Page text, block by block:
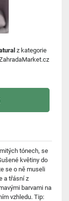
z kategorie
tónech, se
květiny do
se o ně museli
a třásní z
barvami na
vzhledu. Tip: